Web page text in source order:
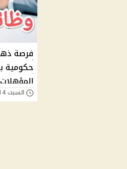
حكومية
المؤهلات
السبت 14/سبتمبر/2024 - 11:50 ص